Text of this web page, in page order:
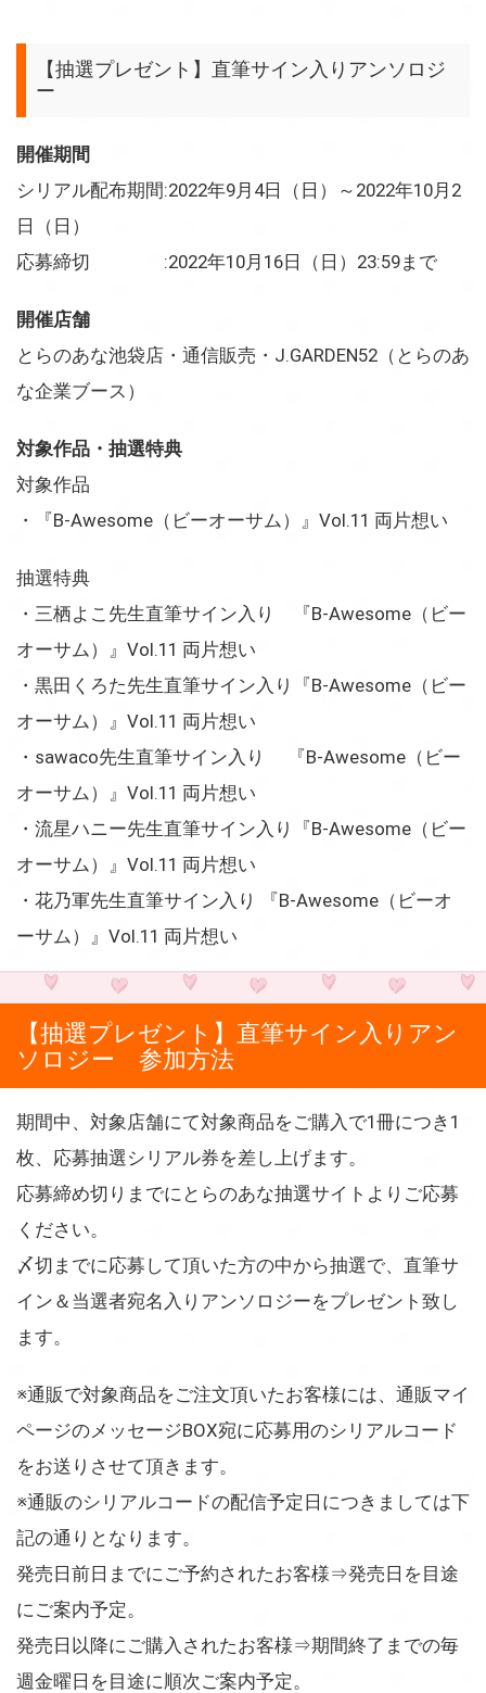
【抽選プレゼント】直筆サイン入りアンソロジ
ー
開催期間
シリアル配布期間:2022年9月4日（日）～2022年10月2
日（日）
応募締切 :2022年10月16日（日）23:59まで
開催店舗
とらのあな池袋店・通信販売・J.GARDEN52（とらのあ
な企業ブース）
対象作品・抽選特典
対象作品
・『B-Awesome（ビーオーサム）』Vol.11 両片想い
抽選特典
・三栖よこ先生直筆サイン入り 『B-Awesome（ビー
オーサム）』Vol.11 両片想い
・黒田くろた先生直筆サイン入り『B-Awesome（ビー
オーサム）』Vol.11 両片想い
・sawaco先生直筆サイン入り 『B-Awesome（ビー
オーサム）』Vol.11 両片想い
・流星ハニー先生直筆サイン入り『B-Awesome（ビー
オーサム）』Vol.11 両片想い
・花乃軍先生直筆サイン入り 『B-Awesome（ビーオ
ーサム）』Vol.11 両片想い
【抽選プレゼント】直筆サイン入りアン
ソロジー 参加方法
期間中、対象店舗にて対象商品をご購入で1冊につき1
枚、応募抽選シリアル券を差し上げます。
応募締め切りまでにとらのあな抽選サイトよりご応募
ください。
〆切までに応募して頂いた方の中から抽選で、直筆サ
イン＆当選者宛名入りアンソロジーをプレゼント致し
ます。
※通販で対象商品をご注文頂いたお客様には、通販マイ
ページのメッセージBOX宛に応募用のシリアルコード
をお送りさせて頂きます。
※通販のシリアルコードの配信予定日につきましては下
記の通りとなります。
発売日前日までにご予約されたお客様⇒発売日を目途
にご案内予定。
発売日以降にご購入されたお客様⇒期間終了までの毎
週金曜日を目途に順次ご案内予定。